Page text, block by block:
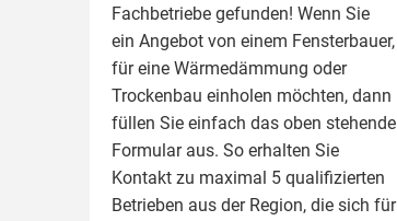
Fachbetriebe gefunden! Wenn Sie
ein Angebot von einem Fensterbauer,
für eine Wärmedämmung oder
Trockenbau einholen möchten, dann
füllen Sie einfach das oben stehende
Formular aus. So erhalten Sie
Kontakt zu maximal 5 qualifizierten
Betrieben aus der Region, die sich für